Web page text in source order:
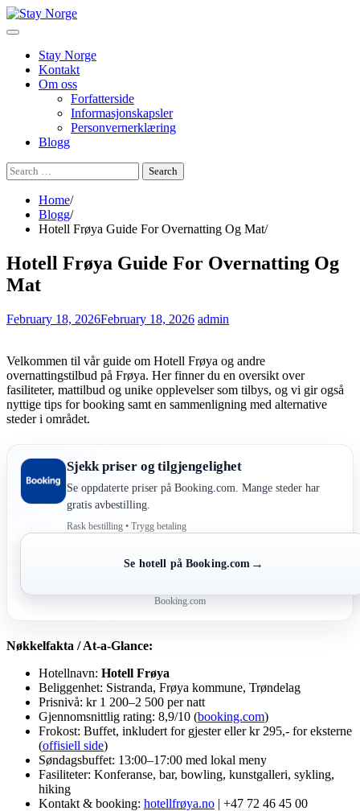
Skip
to
Stay Norge
Kontakt
Om oss
Forfatterside
Informasjonskapsler
Personvernerklæring
Blogg
Search
for:
Home
Blogg
Hotell Frøya Guide For Overnatting Og Mat
Hotell Frøya Guide For Overnatting Og
Mat
February 18, 2026February 18, 2026 admin
Velkommen til vår guide om Hotell Frøya og andre
overnattingstilbud på Frøya. Her finner du en oversikt over
fasiliteter, mattilbud og unike opplevelser som tilbys, og vi gir også
nyttige tips for booking samt en sammenligning med alternative
steder i området.
Sjekk priser og tilgjengelighet
Se oppdaterte priser på Booking.com. Mange steder har
gratis avbestilling.
Rask bestilling • Trygg betaling
Se hotell på Booking.com →
Booking.com
Nøkkelfakta / At-a-Glance:
Hotellnavn: Hotell Frøya
Beliggenhet: Sistranda, Frøya kommune, Trøndelag
Prisnivå: kr 1 200–2 500 per natt
Gjennomsnittlig rating: 8,9/10 (booking.com)
Frokost: Buffet, inkludert for gjester eller kr 295,- for eksterne
(offisiell side)
Søndagsbuffet: 13:00–17:00 med lokal meny
Fasiliteter: Konferanse, bar, bowling, kunstgalleri, sykling,
hiking
Kontakt & booking: hotellfrøya.no | +47 72 46 45 00